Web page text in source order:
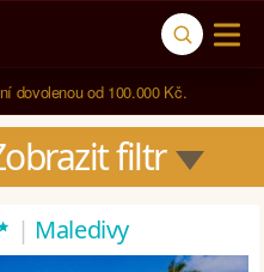
dovolenou od 100.000 Kč.
filtr
| Maledivy